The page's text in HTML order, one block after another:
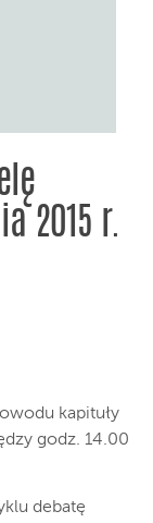
2015 r.
kapituły
godz. 14.00
debatę